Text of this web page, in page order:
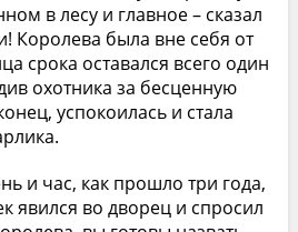
в лесу и главное – сказал
Королева была вне себя от
срока оставался всего один
охотника за бесценную
успокоилась и стала
и час, как прошло три года,
явился во дворец и спросил